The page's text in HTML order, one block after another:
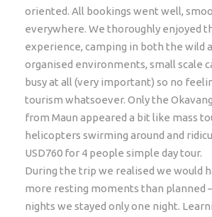
Vooruitgeboekte activiteiten
Reisschema
Dag 1 - 3 Kaapstad
Welkom in Afrika! Aankomst in
worden opgewacht en naar de lodge
gebracht.
oriented. All bookings went well,
everywhere. We thoroughly enjoyed
experience, camping in both the wild
organised environments, small scale
busy at all (very important) so no
tourism whatsoever. Only the
from Maun appeared a bit like mass
helicopters swirming around and
USD760 for 4 people simple day tour.
During the trip we realised we would
more resting moments than planned
nights we stayed only one night.